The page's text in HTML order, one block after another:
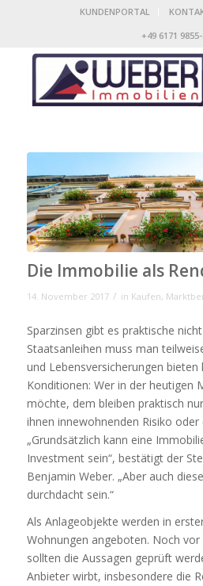
KUNDENPORTAL
+49 6171
Die Immobilie als
14. November 2017 / in Kaufen,
Sparzinsen gibt es praktische
Staatsanleihen muss man
und Lebensversicherungen
Konditionen: Wer in der heutigen
möchte, dem bleiben praktisch
ihnen innewohnenden Risiko
„Grundsätzlich kann eine
Investment sein“, bestätigt der
Benjamin Weber. „Aber auch
durchdacht sein.“
Als Anlageobjekte werden in
Wohnungen angeboten. Noch
sollten die Aussagen geprüft
Anbieter wirbt, insbesondere die